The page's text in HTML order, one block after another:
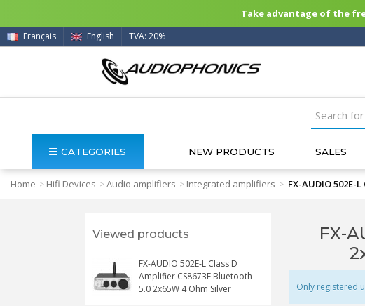
Take advantage of the
Français English TVA: 20%
CATEGORIES NEW PRODUCTS SALES
Home > Hifi Devices >Audio amplifiers > Integrated amplifiers > FX-AUDIO 502E-
Viewed products
FX-AUDIO 502E-L Class D
Amplifier CS8673E Bluetooth
5.0 2x65W 4 Ohm Silver
FX-
Only registered